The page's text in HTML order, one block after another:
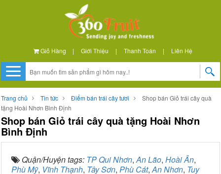
Giỏ Hàng | Giới Thiệu | Thanh Toán | Liên Hệ
Trang chủ Tin tức Điểm bán trái cây tươi
Shop bán Giỏ trái cây quà
tặng Hoài Nhơn Bình Định
Shop bán Giỏ trái cây quà tặng Hoài Nhơn
Bình Định
Quận/Huyện tags: TP Qui Nhơn,An Lão, Hoài Ân,
Phù Mỹ, Vĩnh Thạnh, Tây Sơn, Phù Cát,An Nhơn, Tuy